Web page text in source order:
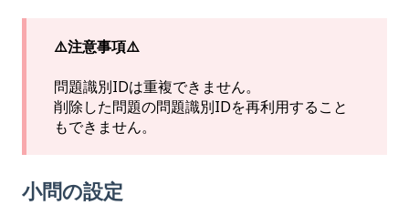
⚠️注意事項⚠️
問題識別IDは重複できません。
削除した問題の問題識別IDを再利用すること
もできません。
小問の設定